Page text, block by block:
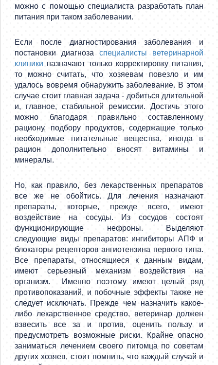
можно с помощью специалиста разработать план
питания при таком заболевании.
Если после диагностирования заболевания и
постановки диагноза специалисты ветеринарной
клиники назначают только корректировку питания,
то можно считать, что хозяевам повезло и им
удалось вовремя обнаружить заболевание. В этом
случае стоит главная задача - добиться длительной
и, главное, стабильной ремиссии. Достичь этого
можно благодаря правильно составленному
рациону, подбору продуктов, содержащие только
необходимые питательные вещества, иногда в
рацион дополнительно вносят витамины и
минералы.
Но, как правило, без лекарственных препаратов
все же не обойтись. Для лечения назначают
препараты, которые, прежде всего, имеют
воздействие на сосуды. Из сосудов состоят
функционирующие нефроны. Выделяют
следующие виды препаратов: ингибиторы АПФ и
блокаторы рецепторов ангиотензина первого типа.
Все препараты, относящиеся к данным видам,
имеют серьезный механизм воздействия на
организм. Именно поэтому имеют целый ряд
противопоказаний, и побочные эффекты также не
следует исключать. Прежде чем назначить какое-
либо лекарственное средство, ветеринар должен
взвесить все за и против, оценить пользу и
предусмотреть возможные риски. Крайне опасно
заниматься лечением своего питомца по советам
других хозяев, стоит помнить, что каждый случай и